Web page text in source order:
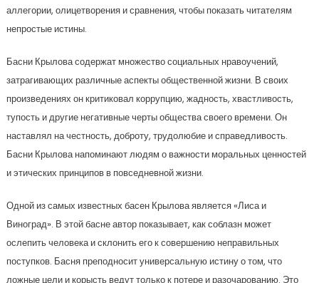
аллегории, олицетворения и сравнения, чтобы показать читателям
непростые истины.
Басни Крылова содержат множество социальных нравоучений,
затрагивающих различные аспекты общественной жизни. В своих
произведениях он критиковал коррупцию, жадность, хвастливость,
тупость и другие негативные черты общества своего времени. Он
наставлял на честность, доброту, трудолюбие и справедливость.
Басни Крылова напоминают людям о важности моральных ценностей
и этических принципов в повседневной жизни.
Одной из самых известных басен Крылова является «Лиса и
Виноград». В этой басне автор показывает, как соблазн может
ослепить человека и склонить его к совершению неправильных
поступков. Басня преподносит универсальную истину о том, что
ложные цели и корысть ведут только к потере и разочарованию. Это